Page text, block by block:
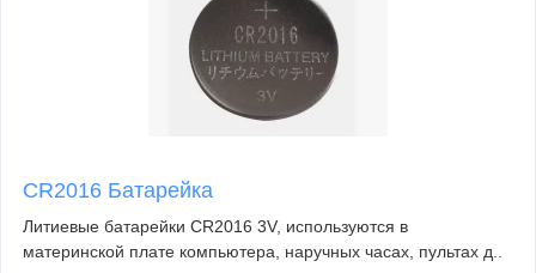
CR2016 Батарейка
Литиевые батарейки CR2016 3V, используются в
материнской плате компьютера, наручных часах, пультах д..